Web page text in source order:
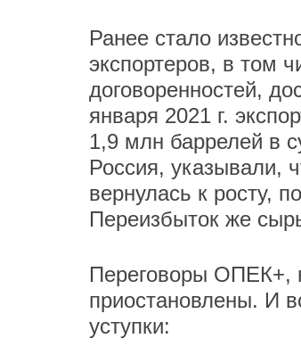
Ранее стало
экспортеров, в том
договоренностей,
января 2021 г.
1,9 млн баррелей в
Россия, указывали,
вернулась к росту,
Переизбыток же
Переговоры ОПЕК+,
приостановлены. И
уступки: